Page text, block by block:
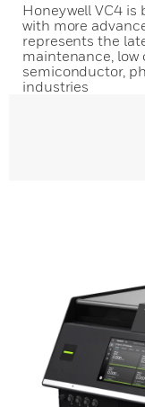
Honeywell VC4
with more
represents the
maintenance,
semiconductor,
industries